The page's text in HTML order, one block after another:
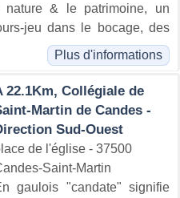
& le patrimoine, un
jeu dans le bocage, des
Plus d'informations
22.1Km, Collégiale de
Martin de Candes -
Sud-Ouest
de l'église - 37500
Saint-Martin
gaulois "candate" signifie